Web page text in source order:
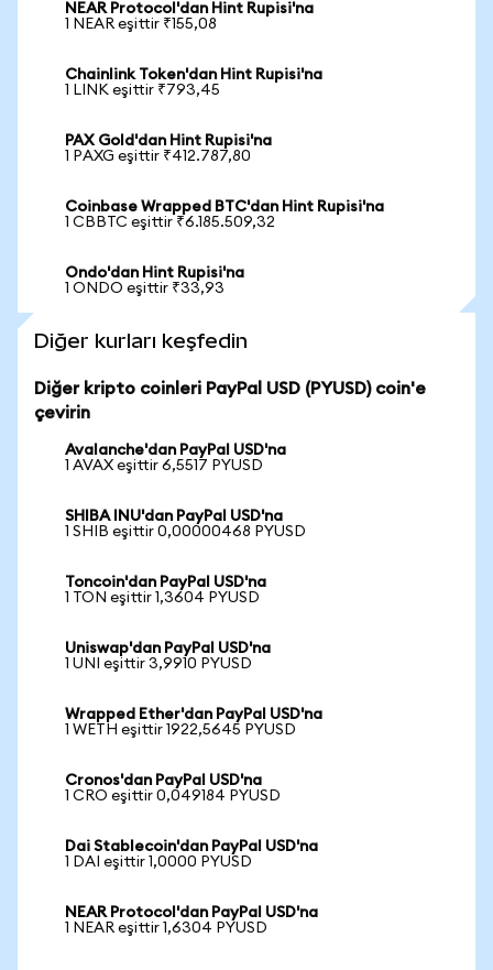
NEAR Protocol'dan Hint Rupisi'na
1 NEAR eşittir ₹155,08
Chainlink Token'dan Hint Rupisi'na
1 LINK eşittir ₹793,45
PAX Gold'dan Hint Rupisi'na
1 PAXG eşittir ₹412.787,80
Coinbase Wrapped BTC'dan Hint Rupisi'na
1 CBBTC eşittir ₹6.185.509,32
Ondo'dan Hint Rupisi'na
1 ONDO eşittir ₹33,93
Diğer kurları keşfedin
Diğer kripto coinleri PayPal USD (PYUSD) coin'e
çevirin
Avalanche'dan PayPal USD'na
1 AVAX eşittir 6,5517 PYUSD
SHIBA INU'dan PayPal USD'na
1 SHIB eşittir 0,00000468 PYUSD
Toncoin'dan PayPal USD'na
1 TON eşittir 1,3604 PYUSD
Uniswap'dan PayPal USD'na
1 UNI eşittir 3,9910 PYUSD
Wrapped Ether'dan PayPal USD'na
1 WETH eşittir 1922,5645 PYUSD
Cronos'dan PayPal USD'na
1 CRO eşittir 0,049184 PYUSD
Dai Stablecoin'dan PayPal USD'na
1 DAI eşittir 1,0000 PYUSD
NEAR Protocol'dan PayPal USD'na
1 NEAR eşittir 1,6304 PYUSD